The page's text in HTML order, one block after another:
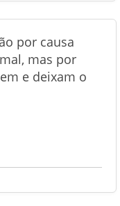
por causa
mas por
e deixam o